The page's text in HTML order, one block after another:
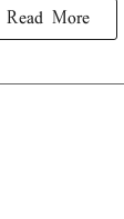
Read More